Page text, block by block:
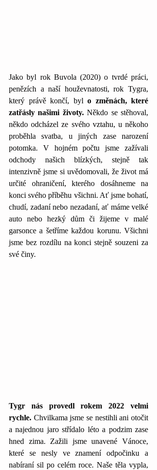
Jako byl rok Buvola (2020) o tvrdé práci,
penězích a naší houževnatosti, rok Tygra,
který právě končí, byl o změnách, které
zatřásly našimi životy. Někdo se stěhoval,
někdo odcházel ze svého vztahu, u někoho
proběhla svatba, u jiných zase narození
potomka. V hojném počtu jsme zažívali
odchody našich blízkých, stejně tak
intenzivně jsme si uvědomovali, že život má
určité ohraničení, kterého dosáhneme na
konci svého příběhu všichni. Ať jsme bohatí,
chudí, zadaní nebo nezadaní, ať máme velké
auto nebo hezký dům či žijeme v malé
garsonce a šetříme každou korunu. Všichni
jsme bez rozdílu na konci stejně souzeni za
své činy.
Tygr nás provedl rokem 2022 velmi
rychle. Chvilkama jsme se nestihli ani otočit
a najednou jaro střídalo léto a podzim zase
hned zima. Zažili jsme unavené Vánoce,
které se nesly ve znamení odpočinku a
nabíraní sil po celém roce. Naše těla vypla,